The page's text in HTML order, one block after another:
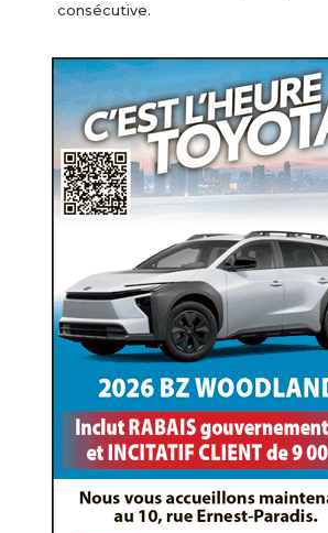
consécutive.